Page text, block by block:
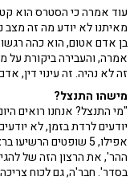
עוד אמרה כי הסטרס הוא
מאיתנו לא יודע מה זה מצב
בן אדם אטום, הוא כהה
אמרה, והעבירה ביקורת
זה לא נהיה. זה עינוי דין, אדם כבר 7 שנים בתוך
מישהו התנצל?
"מי התנצל? אנחנו רואים
יודעים לרדת בזמן, לא
אפילו, 5 שופטים
ההר', את הרצון הזה של
בסדר'. חבר'ה, גם לכוח